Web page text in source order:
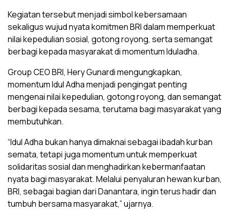
Kegiatan tersebut menjadi simbol kebersamaan
sekaligus wujud nyata komitmen BRI dalam memperkuat
nilai kepedulian sosial, gotong royong, serta semangat
berbagi kepada masyarakat di momentum Iduladha.
Group CEO BRI, Hery Gunardi mengungkapkan,
momentum Idul Adha menjadi pengingat penting
mengenai nilai kepedulian, gotong royong, dan semangat
berbagi kepada sesama, terutama bagi masyarakat yang
membutuhkan.
“Idul Adha bukan hanya dimaknai sebagai ibadah kurban
semata, tetapi juga momentum untuk memperkuat
solidaritas sosial dan menghadirkan kebermanfaatan
nyata bagi masyarakat. Melalui penyaluran hewan kurban,
BRI, sebagai bagian dari Danantara, ingin terus hadir dan
tumbuh bersama masyarakat,” ujarnya.